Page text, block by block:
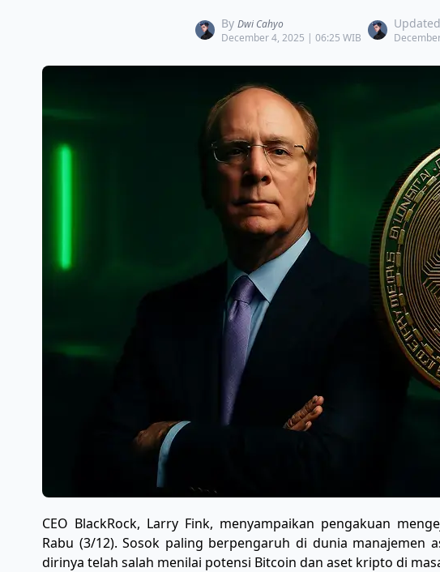
By Dwi Cahyo
December 4, 2025 | 06:25 WIB
Updated
CEO BlackRock, Larry Fink, menyampaikan pengakuan
Rabu (3/12). Sosok paling berpengaruh di dunia manajemen
dirinya telah salah menilai potensi Bitcoin dan aset kripto di